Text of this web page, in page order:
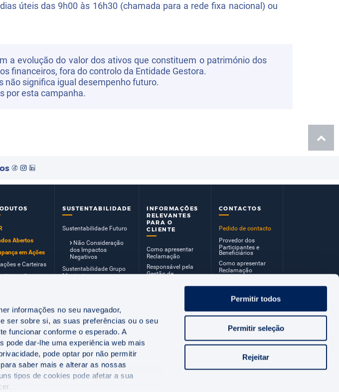
informações no seu navegador,
ser sobre si, as suas preferências ou o seu
funcionar conforme o esperado. A
pode dar-lhe uma experiência web mais
pode optar por não permitir
saber mais e alterar as nossas
tipos de cookies pode afetar a sua
Permitir todos
Permitir seleção
Rejeitar
úteis das 9h00 às 16h30 (chamada para a rede fixa nacional) ou
a evolução do valor dos ativos que constituem o património dos
financeiros, fora do controlo da Entidade Gestora.
não significa igual desempenho futuro.
por esta campanha.
Abertos
em Ações
e Carteiras
e Contas
da
de
SUSTENTABILIDADE
Sustentabilidade Futuro
Não Consideração
dos Impactos
Negativos
Sustentabilidade Grupo
Montepio
INFORMAÇÕES
RELEVANTES
PARA O
CLIENTE
Como apresentar
Reclamação
Responsável pela
Gestão de
Tratamento dos
Clientes
CONTACTOS
Pedido de contacto
Provedor dos
Participantes e
Beneficiários
Como apresentar
Reclamação